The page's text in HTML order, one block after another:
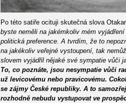
Po této satiře ocituji skutečná slova
byste neměli na jakémkoliv mém
politická preference. A tvrdím, že to
na jakékoliv veřejné vystoupení, tak
slovem vyjádřil nějaké své sympatie vůči
To, co poznáte, jsou nesympatie vůči
už levicovému nebo pravicovému.
se zájmy České republiky. A to
rozhodně nebudu vystupovat ve